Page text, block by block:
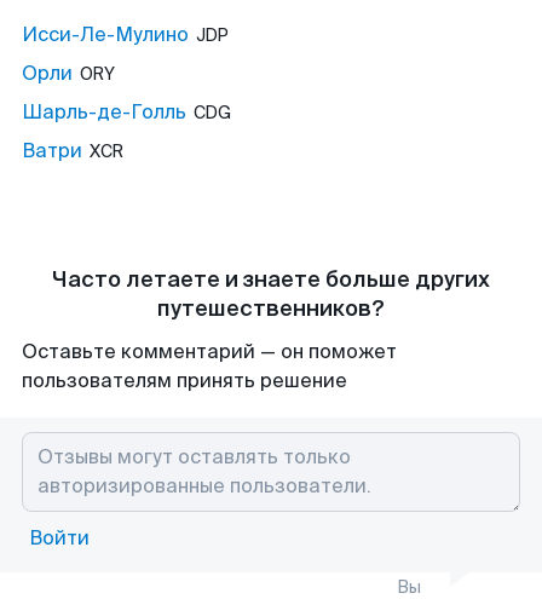
Исси-Ле-Мулино JDP
Орли ORY
Шарль-де-Голль CDG
Ватри XCR
Часто летаете и знаете больше других
путешественников?
Оставьте комментарий — он поможет
пользователям принять решение
Войти
Вы